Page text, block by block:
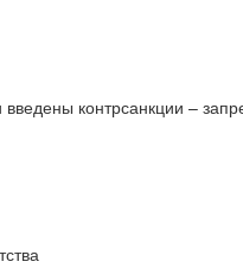
введены контрсанкции –